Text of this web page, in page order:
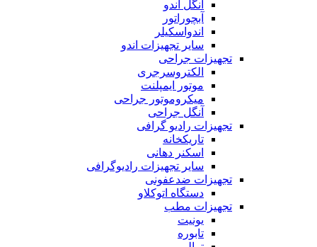
آنگل اندو
آبچوراتور
اندواسکیلر
سایر تجهیزات اندو
تجهیزات جراحی
الکتروسرجری
موتور ایمپلنت
میکروموتور جراحی
آنگل جراحی
تجهیزات رادیو گرافی
تاریکخانه
اسکنر دهانی
سایر تجهیزات رادیوگرافی
تجهیزات ضدعفونی
دستگاه اتوکلاو
تجهیزات مطب
یونیت
تابوره